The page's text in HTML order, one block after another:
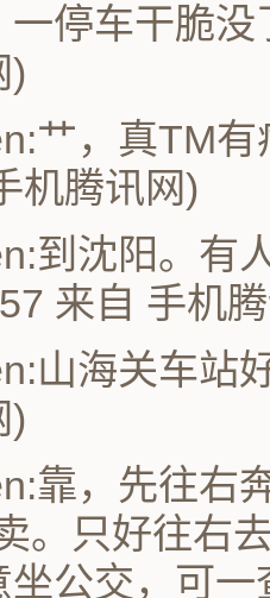
一停车干脆
)
艹，真TM
机腾讯网)
到沈阳。有
来自 手机
山海关车站
)
靠，先往右
。只好往右
坐公交，可